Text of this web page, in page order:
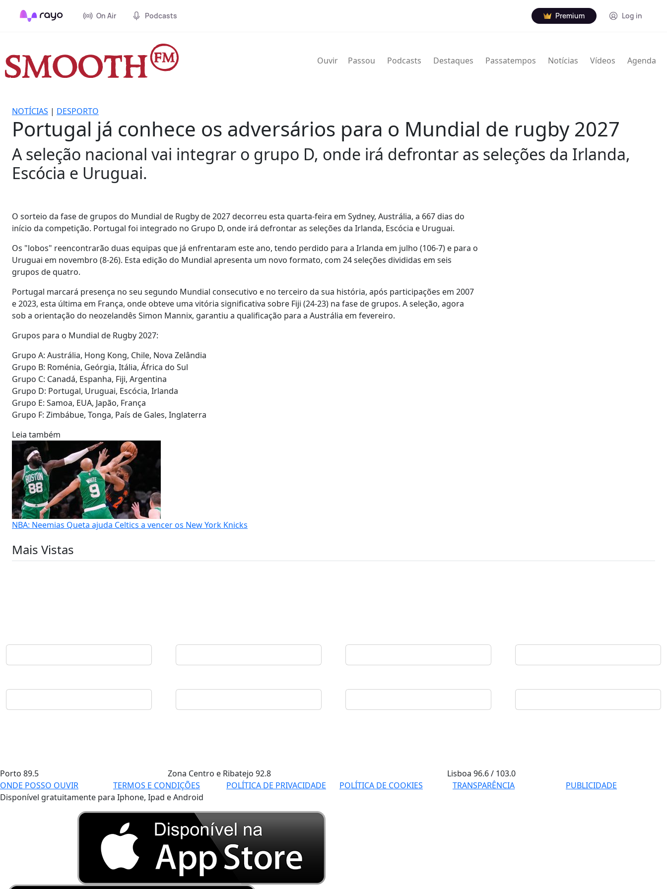
On Air Podcasts Premium Log in
Ouvir Passou Podcasts Destaques Passatempos Notícias Vídeos Agenda
NOTÍCIAS | DESPORTO
Portugal já conhece os adversários para o Mundial de rugby 2027
A seleção nacional vai integrar o grupo D, onde irá defrontar as seleções da Irlanda,
Escócia e Uruguai.
O sorteio da fase de grupos do Mundial de Rugby de 2027 decorreu esta quarta-feira em Sydney, Austrália, a 667 dias do
início da competição. Portugal foi integrado no Grupo D, onde irá defrontar as seleções da Irlanda, Escócia e Uruguai.
Os "lobos" reencontrarão duas equipas que já enfrentaram este ano, tendo perdido para a Irlanda em julho (106-7) e para o
Uruguai em novembro (8-26). Esta edição do Mundial apresenta um novo formato, com 24 seleções divididas em seis
grupos de quatro.
Portugal marcará presença no seu segundo Mundial consecutivo e no terceiro da sua história, após participações em 2007
e 2023, esta última em França, onde obteve uma vitória significativa sobre Fiji (24-23) na fase de grupos. A seleção, agora
sob a orientação do neozelandês Simon Mannix, garantiu a qualificação para a Austrália em fevereiro.
Grupos para o Mundial de Rugby 2027:
Grupo A: Austrália, Hong Kong, Chile, Nova Zelândia
Grupo B: Roménia, Geórgia, Itália, África do Sul
Grupo C: Canadá, Espanha, Fiji, Argentina
Grupo D: Portugal, Uruguai, Escócia, Irlanda
Grupo E: Samoa, EUA, Japão, França
Grupo F: Zimbábue, Tonga, País de Gales, Inglaterra
Leia também
NBA: Neemias Queta ajuda Celtics a vencer os New York Knicks
Mais Vistas
Porto 89.5 Zona Centro e Ribatejo 92.8 Lisboa96.6 / 103.0
ONDE POSSO OUVIR
TERMOS E CONDIÇÕES POLÍTICA DE PRIVACIDADE POLÍTICA DE COOKIES TRANSPARÊNCIA
PUBLICIDADE
Disponível gratuitamente para Iphone, Ipad e Android